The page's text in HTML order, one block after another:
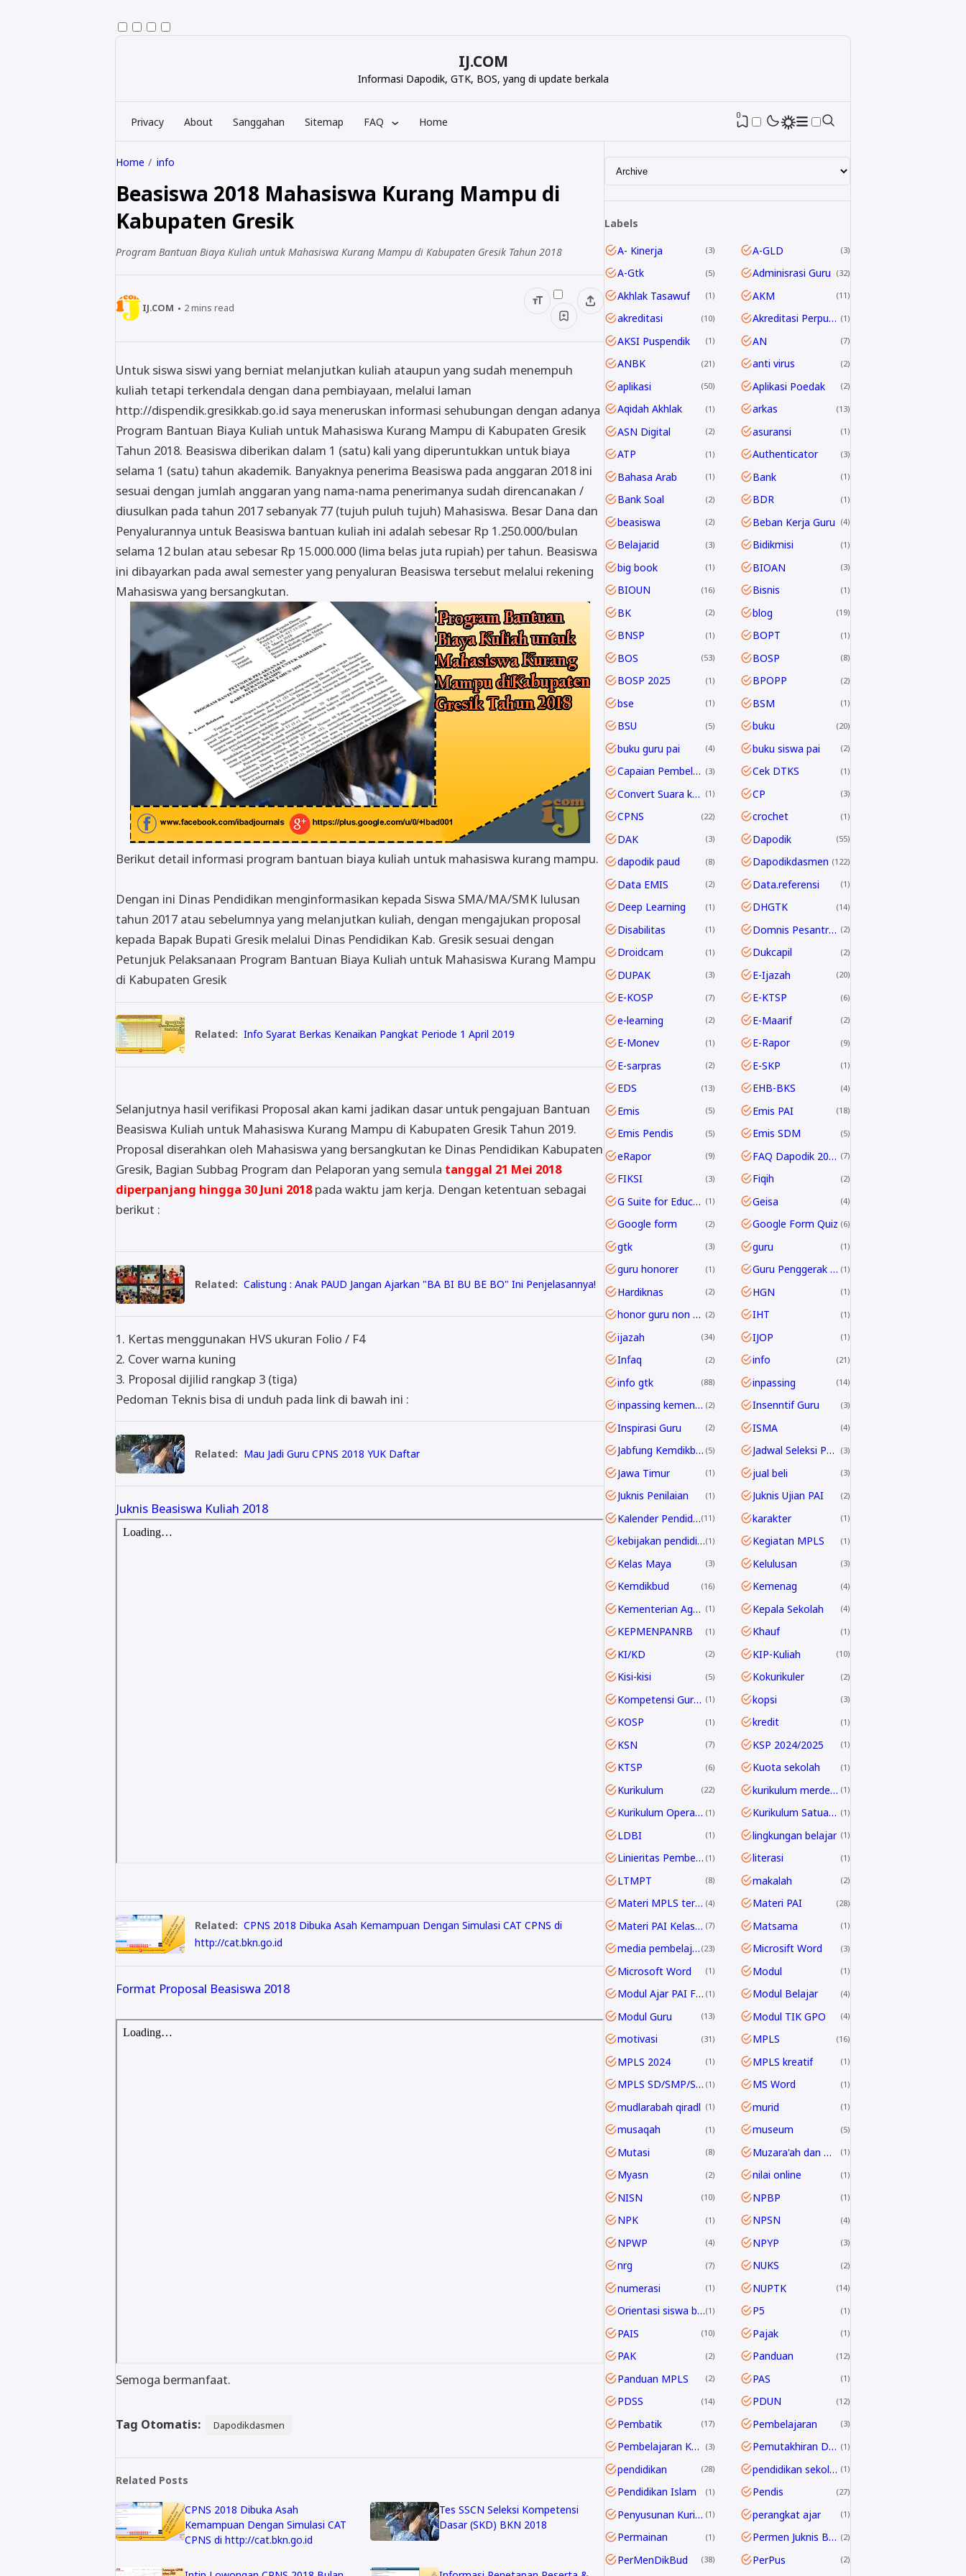
IJ.COM
Informasi Dapodik, GTK, BOS, yang di update berkala
Privacy About Sanggahan Sitemap FAQ Home 0
Home info
Beasiswa 2018 Mahasiswa Kurang Mampu di
Kabupaten Gresik
Program Bantuan Biaya Kuliah untuk Mahasiswa Kurang Mampu di Kabupaten Gresik Tahun 2018
IJ.COM 2mins read
Untuk siswa siswi yang berniat melanjutkan kuliah ataupun yang sudah menempuh
kuliah tetapi terkendala dengan dana pembiayaan, melalui laman
http://dispendik.gresikkab.go.id saya meneruskan informasi sehubungan dengan adanya
Program Bantuan Biaya Kuliah untuk Mahasiswa Kurang Mampu di Kabupaten Gresik
Tahun 2018. Beasiswa diberikan dalam 1 (satu) kali yang diperuntukkan untuk biaya
selama 1 (satu) tahun akademik. Banyaknya penerima Beasiswa pada anggaran 2018 ini
sesuai dengan jumlah anggaran yang nama-nama penerimanya sudah direncanakan /
diusulkan pada tahun 2017 sebanyak 77 (tujuh puluh tujuh) Mahasiswa. Besar Dana dan
Penyalurannya untuk Beasiswa bantuan kuliah ini adalah sebesar Rp 1.250.000/bulan
selama 12 bulan atau sebesar Rp 15.000.000 (lima belas juta rupiah) per tahun. Beasiswa
ini dibayarkan pada awal semester yang penyaluran Beasiswa tersebut melalui rekening
Mahasiswa yang bersangkutan.
Berikut detail informasi program bantuan biaya kuliah untuk mahasiswa kurang mampu.
Dengan ini Dinas Pendidikan menginformasikan kepada Siswa SMA/MA/SMK lulusan
tahun 2017 atau sebelumnya yang melanjutkan kuliah, dengan mengajukan proposal
kepada Bapak Bupati Gresik melalui Dinas Pendidikan Kab. Gresik sesuai dengan
Petunjuk Pelaksanaan Program Bantuan Biaya Kuliah untuk Mahasiswa Kurang Mampu
di Kabupaten Gresik
Related: Info Syarat Berkas Kenaikan Pangkat Periode 1 April 2019
Selanjutnya hasil verifikasi Proposal akan kami jadikan dasar untuk pengajuan Bantuan
Beasiswa Kuliah untuk Mahasiswa Kurang Mampu di Kabupaten Gresik Tahun 2019.
Proposal diserahkan oleh Mahasiswa yang bersangkutan ke Dinas Pendidikan Kabupaten
Gresik, Bagian Subbag Program dan Pelaporan yang semula tanggal 21 Mei 2018
diperpanjang hingga 30 Juni 2018pada waktu jam kerja. Dengan ketentuan sebagai
berikut :
Related: Calistung : Anak PAUD Jangan Ajarkan "BA BI BU BE BO" Ini Penjelasannya!
1. Kertas menggunakan HVS ukuran Folio / F4
2. Cover warna kuning
3. Proposal dijilid rangkap 3 (tiga)
Pedoman Teknis bisa di unduh pada link di bawah ini :
Related: Mau Jadi Guru CPNS 2018 YUK Daftar
Juknis Beasiswa Kuliah 2018
Related: CPNS 2018 Dibuka Asah Kemampuan Dengan Simulasi CAT CPNS di
http://cat.bkn.go.id
Format Proposal Beasiswa 2018
Semoga bermanfaat.
Tag Otomatis: Dapodikdasmen
Related Posts
CPNS 2018 Dibuka Asah
Kemampuan Dengan Simulasi CAT
CPNS di http://cat.bkn.go.id
Tes SSCN Seleksi Kompetensi
Dasar (SKD) BKN 2018
Labels
A- Kinerja
3 A-GLD 3
A-Gtk 5 Adminisrasi Guru 32
Akhlak Tasawuf 1 AKM 11
akreditasi 10 Akreditasi Perpustakaan 1
AKSI Puspendik 1 AN 7
ANBK 21 anti virus 2
aplikasi 50 Aplikasi Poedak 2
Aqidah Akhlak 1 arkas 13
ASN Digital 2 asuransi 1
ATP 1 Authenticator 3
Bahasa Arab 1 Bank 1
Bank Soal 2 BDR 1
beasiswa 2 Beban Kerja Guru 4
Belajar.id 3 Bidikmisi 1
big book 1 BIOAN 3
BIOUN 16 Bisnis 1
BK 2 blog 19
BNSP 1 BOPT 1
BOS 53 BOSP 8
BOSP 2025 1 BPOPP 2
bse 1 BSM 1
BSU 5 buku 20
buku guru pai 4 buku siswa pai 2
Capaian Pembelajaran 3 Cek DTKS 1
Convert Suara ke Text 1 CP 3
CPNS 22 crochet 1
DAK 3 Dapodik 55
dapodik paud 8 Dapodikdasmen 122
Data EMIS 2 Data.referensi 1
Deep Learning 1 DHGTK 14
Disabilitas 1 Domnis Pesantren Ramadhan 2
Droidcam 1 Dukcapil 2
DUPAK 3 E-Ijazah 20
E-KOSP 7 E-KTSP 6
e-learning 2 E-Maarif 2
E-Monev 1 E-Rapor 9
E-sarpras 2 E-SKP 1
EDS 13 EHB-BKS 4
Emis 5 Emis PAI 18
Emis Pendis 5 Emis SDM 5
eRapor 9 FAQ Dapodik 2019.c 7
FIKSI 3 Fiqih 2
G Suite for Education 1 Geisa 4
Google form 2 Google Form Quiz 6
gtk 3 guru 1
guru honorer 1 Guru Penggerak GPAI 1
Hardiknas 2 HGN 1
honor guru non ASN 2 IHT 1
ijazah 34 IJOP 1
Infaq 2 info 21
info gtk 88 inpassing 14
inpassing kemenag 2 Insenntif Guru 3
Inspirasi Guru 2 ISMA 4
Jabfung Kemdikbud 5 Jadwal Seleksi PPPK Guru 2024 3
Jawa Timur 1 jual beli 3
Juknis Penilaian 1 Juknis Ujian PAI 2
Kalender Pendidikan 11 karakter 1
kebijakan pendidikan 2025 1 Kegiatan MPLS 1
Kelas Maya 3 Kelulusan 3
Kemdikbud 16 Kemenag 4
Kementerian Agama 1 Kepala Sekolah 4
KEPMENPANRB 1 Khauf 1
KI/KD 2 KIP-Kuliah 10
Kisi-kisi 5 Kokurikuler 2
Kompetensi Guru 2045 1 kopsi 3
KOSP 1 kredit 1
KSN 7 KSP 2024/2025 1
KTSP 6 Kuota sekolah 1
Kurikulum 22 kurikulum merdeka 1
Kurikulum Operasional Satuan Pendidikan 1 Kurikulum Satuan Pendidikan 1
LDBI 1 lingkungan belajar 1
Linieritas Pembelajaran 1 literasi 1
LTMPT 8 makalah 2
Materi MPLS terbaru 4 Materi PAI 28
Materi PAI Kelas 10 7 Matsama 1
media pembelajaran 23 Microsift Word 3
Microsoft Word 1 Modul 1
Modul Ajar PAI Fase E & F 1 Modul Belajar 4
Modul Guru 13 Modul TIK GPO 4
motivasi 31 MPLS 16
MPLS 2024 1 MPLS kreatif 1
MPLS SD/SMP/SMA 2024/2025 1 MS Word 1
mudlarabah qiradl 1 murid 1
musaqah 1 museum 5
Mutasi 8 Muzara'ah dan Mukhabarah 1
Myasn 2 nilai online 1
NISN 10 NPBP 1
NPK 1 NPSN 4
NPWP 4 NPYP 3
nrg 7 NUKS 2
numerasi 1 NUPTK 14
Orientasi siswa baru 1 P5 1
PAIS 10 Pajak 1
PAK 2 Panduan 12
Panduan MPLS 2 PAS 1
PDSS 14 PDUN 12
Pembatik 17 Pembelajaran 3
Pembelajaran Kontekstual 3 Pemutakhiran Data EMIS 1
pendidikan 28 pendidikan sekolah 1
Pendidikan Islam 1 Pendis 27
Penyusunan Kurikulum 1 perangkat ajar 1
Permainan 1 Permen Juknis BOSP 2
PerMenDikBud 38 PerPus 2